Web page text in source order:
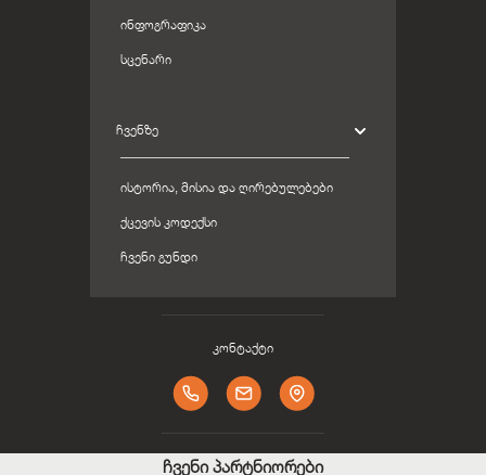
ᲘᲜᲤᲝᲒᲠᲐᲤᲘᲙᲐ
ᲡᲪᲔᲜᲐᲠᲘ
ᲩᲕᲔᲜᲖᲔ
ᲘᲡᲢᲝᲠᲘᲐ, ᲛᲘᲡᲘᲐ ᲓᲐ ᲦᲘᲠᲔᲑᲣᲚᲔᲑᲔᲑᲘ
ᲥᲪᲔᲕᲘᲡ ᲙᲝᲓᲔᲥᲡᲘ
ᲩᲕᲔᲜᲘ ᲒᲣᲜᲓᲘ
კონტაქტი
ჩვენი პარტნიორები